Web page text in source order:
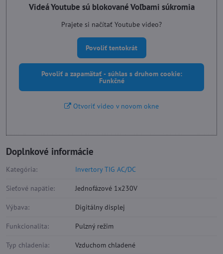
Videá Youtube sú blokované Voľbami súkromia
Prajete si načítať Youtube video?
Povoliť tentokrát
Povoliť a zapamätať - súhlas s druhom cookie:
Funkčné
Otvoriť video v novom okne
Doplnkové informácie
Kategória: Invertory TIG AC/DC
Sieťové napätie: Jednofázové 1x230V
Výbava: Digitálny displej
Funkcionalita: Pulzný režim
Typ chladenia: Vzduchom chladené